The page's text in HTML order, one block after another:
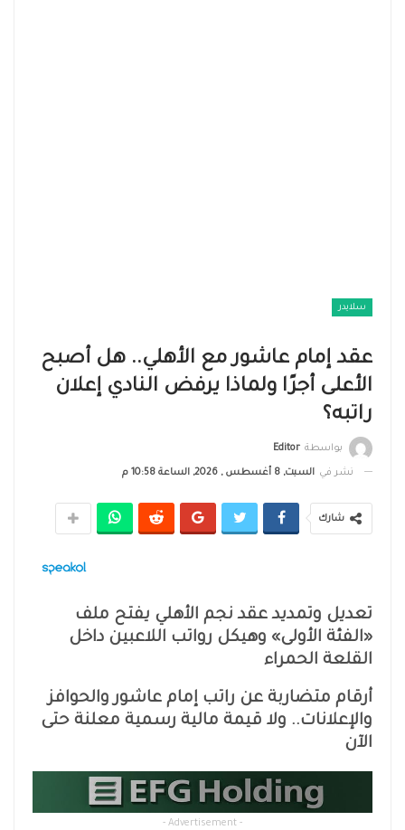
سلايدر
عقد إمام عاشور مع الأهلي.. هل أصبح
الأعلى أجرًا ولماذا يرفض النادي إعلان
راتبه؟
بواسطة Editor
نشر في السبت, 8 أغسطس , 2026, الساعة 10:58 م
شارك
تعديل وتمديد عقد نجم الأهلي يفتح ملف
«الفئة الأولى» وهيكل رواتب اللاعبين داخل
القلعة الحمراء
أرقام متضاربة عن راتب إمام عاشور والحوافز
والإعلانات.. ولا قيمة مالية رسمية معلنة حتى
الآن
- Advertisement -